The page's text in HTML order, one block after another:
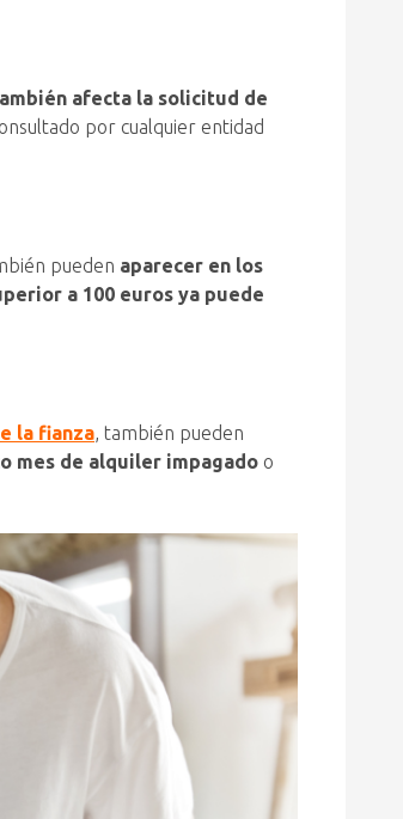
afecta la solicitud de
por cualquier entidad
pueden aparecer en los
a 100 euros ya puede
la fianza, también pueden
mes de alquiler impagado o